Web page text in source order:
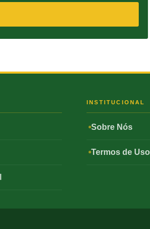
INSTITUCIONAL
Sobre Nós
Termos de Uso